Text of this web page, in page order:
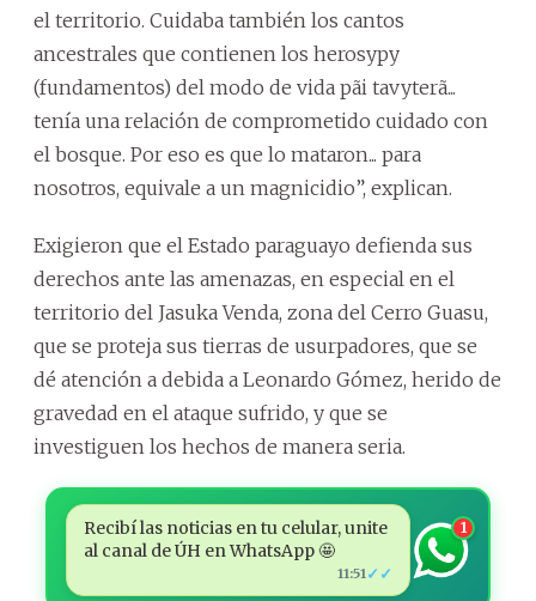
el territorio. Cuidaba también los cantos
ancestrales que contienen los herosypy
(fundamentos) del modo de vida pãi tavyterã...
tenía una relación de comprometido cuidado con
el bosque. Por eso es que lo mataron... para
nosotros, equivale a un magnicidio”, explican.
Exigieron que el Estado paraguayo defienda sus
derechos ante las amenazas, en especial en el
territorio del Jasuka Venda, zona del Cerro Guasu,
que se proteja sus tierras de usurpadores, que se
dé atención a debida a Leonardo Gómez, herido de
gravedad en el ataque sufrido, y que se
investiguen los hechos de manera seria.
Recibí las noticias en tu celular, unite
al canal de ÚH en WhatsApp 🤩
11:51✓✓
1